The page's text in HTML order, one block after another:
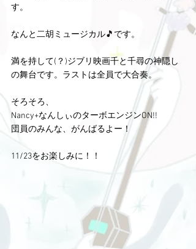
す。
なんと二胡ミュージカル🎵です。
満を持して(？)ジブリ映画千と千尋の神隠し
の舞台です。ラストは全員で大合奏。
そろそろ、
Nancy+なんしぃのターボエンジンON!!
団員のみんな、がんばるよー！
11/23をお楽しみに！！